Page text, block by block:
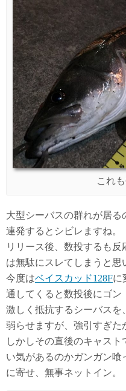
これも
大型シーバスの群れが居
連発するとシビレますね。
リリース後、数投するも
は無駄にスレてしまうと思
今度はベイスカッド128Fに
通してくると数投後にゴン
激しく抵抗するシーバス
弱らせますが、強引すぎた
しかしその直後のキャス
い気があるのかガンガン
に寄せ、無事ネットイン。